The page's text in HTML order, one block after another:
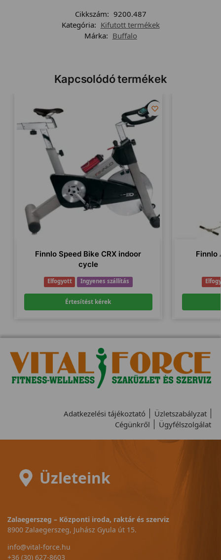
Cikkszám: 9200.487
Kategória: Kifutott termékek
Márka: Buffalo
Kapcsolódó termékek
Finnlo Speed Bike CRX indoor
cycle
Elfogyott Ingyenes szállítás
Értesítést kérek
Finnlo
Adatkezelési tájékoztató
Üzletszabályzat
Cégünkről
Ügyfélszolgálat
Üzleteink
Zalaegerszeg – Központi iroda, raktár és szerviz
8900 Zalaegerszeg, Juhász Gyula út 15.
info@vital-force.hu
+36 (30) 627-8603